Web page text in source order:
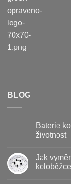
BLOG
Baterie
životnost
textu
s
Jak
koloběžce